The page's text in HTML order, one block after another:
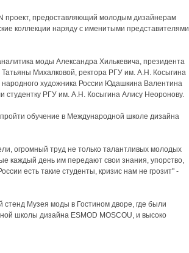
проект, предоставляющий молодым дизайнерам
коллекции наряду с именитыми представителями
моды Александра Хилькевича, президента
Татьяны Михалковой, ректора РГУ им. А.Н. Косыгина
художника России Юдашкина Валентина
студентку РГУ им. А.Н. Косыгина Алису Неоронову.
обучение в Международной школе дизайна
огромный труд не только талантливых молодых
каждый день им передают свои знания, упорство,
есть такие студенты, кризис нам не грозит" -
Музея моды в Гостином дворе, где были
школы дизайна ESMOD MOSCOU, и высоко